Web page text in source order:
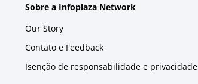
Sobre a Infoplaza Network
Our Story
Contato e Feedback
Isenção de responsabilidade e privacidade